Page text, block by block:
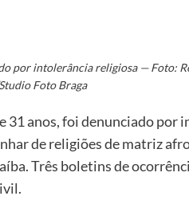
por intolerância religiosa — Foto:
Foto Braga
31 anos, foi denunciado por
de religiões de matriz
Três boletins de